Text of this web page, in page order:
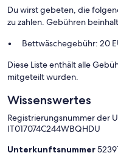
Du wirst gebeten, die
zu zahlen. Gebühren
Bettwäschegebühr: 20
Diese Liste enthält alle
mitgeteilt wurden.
Wissenswertes
Registrierungsnummer der
IT017074C244WBQHDU
Unterkunftsnummer